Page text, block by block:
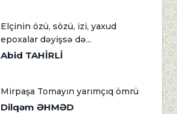
Elçinin özü, sözü, izi, yaxud
epoxalar dəyişsə də...
Abid TAHİRLİ
Mirpaşa Tomayın yarımçıq ömrü
Dilqəm ƏHMƏD